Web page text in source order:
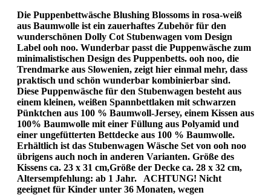
Die Puppenbettwäsche Blushing Blossoms in rosa-weiß
aus Baumwolle ist ein zauerhaftes Zubehör für den
wunderschönen Dolly Cot Stubenwagen vom Design
Label ooh noo. Wunderbar passt die Puppenwäsche zum
minimalistischen Design des Puppenbetts. ooh noo, die
Trendmarke aus Slowenien, zeigt hier einmal mehr, dass
praktisch und schön wunderbar kombinierbar sind.
Diese Puppenwäsche für den Stubenwagen besteht aus
einem kleinen, weißen Spannbettlaken mit schwarzen
Pünktchen aus 100 % Baumwoll-Jersey, einem Kissen aus
100% Baumwolle mit einer Füllung aus Polyamid und
einer ungefütterten Bettdecke aus 100 % Baumwolle.
Erhältlich ist das Stubenwagen Wäsche Set von ooh noo
übrigens auch noch in anderen Varianten. Größe des
Kissens ca. 23 x 31 cm,Größe der Decke ca. 28 x 32 cm,
Altersempfehlung: ab 1 Jahr. ACHTUNG! Nicht
geeignet für Kinder unter 36 Monaten, wegen